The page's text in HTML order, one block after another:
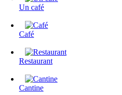
Un café
Café
Restaurant
Cantine